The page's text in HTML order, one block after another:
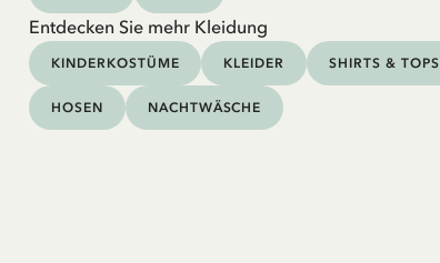
Entdecken Sie mehr Kleidung
KINDERKOSTÜME KLEIDER SHIRTS & TOPS
HOSEN NACHTWÄSCHE